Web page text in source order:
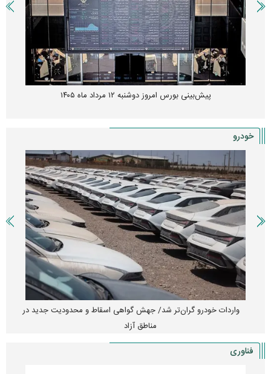
پیش‌بینی بورس امروز دوشنبه ۱۲ مرداد ماه ۱۴۰۵
خودرو
واردات خودرو گران‌تر شد/ جهش گواهی اسقاط و محدودیت جدید در
مناطق آزاد
فناوری